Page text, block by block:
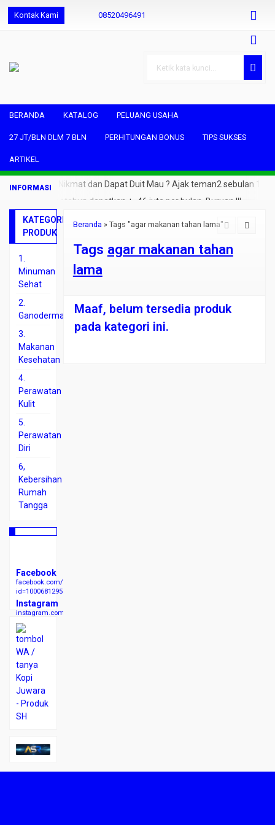
Kontak Kami 08520496491
BERANDA KATALOG PELUANG USAHA
27 JT/BLN DLM 7 BLN PERHITUNGAN BONUS TIPS SUKSES
ARTIKEL
Ngopi Sehat Nikmat dan Dapat Duit Mau ? Ajak teman2 sebulan 1
orang saja.. setahun dapatkan +- 46 juta per bulan. Buruan !!!
Beranda» Tags "agar makanan tahan lama"
Tags agar makanan tahan
lama
Maaf, belum tersedia produk
pada kategori ini.
KATEGORI
PRODUK
1.
Minuman
Sehat
2.
Ganoderma
3.
Makanan
Kesehatan
4.
Perawatan
Kulit
5.
Perawatan
Diri
6,
Kebersihan
Rumah
Tangga
Facebook
facebook.com/profile.php?
id=100068129523007
Instagram
instagram.com/kopishjuwara/